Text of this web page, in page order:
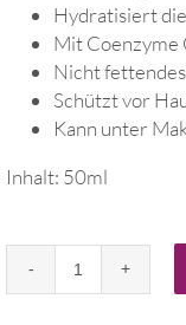
Hydratisiert
Mit Coenzyme
Nicht
Schützt vor
Kann unter
Inhalt: 50ml
SOLERO